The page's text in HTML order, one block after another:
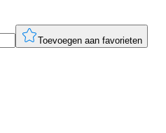
Toevoegen aan favorieten